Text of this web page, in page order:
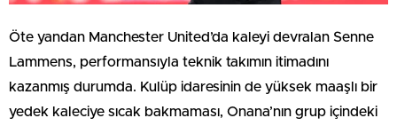
Öte yandan Manchester United’da kaleyi devralan Senne
Lammens, performansıyla teknik takımın itimadını
kazanmış durumda. Kulüp idaresinin de yüksek maaşlı bir
yedek kaleciye sıcak bakmaması, Onana’nın grup içindeki